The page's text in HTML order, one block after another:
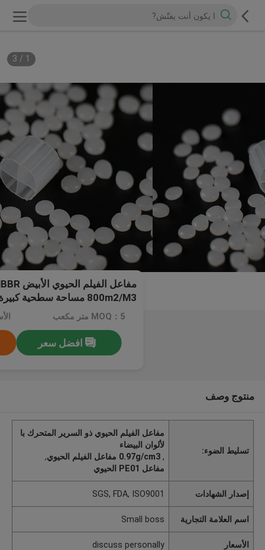
1
/
3
800m2/M3 مساحة سطحية كبيرة
MOQ：5 متر مكعب
افضل سعر
منتوج وصف
تسليط الضوء:
مفاعل الفيلم الحيوي ذو السرير المتحرك با
لألوان البيضاء
,0.97g/cm3 مفاعل الفيلم الحيوي
,
مفاعل PE01 الحيوي
إصدار الشهادات SGS, FDA, ISO9001
اسم العلامة التجارية Small boss
الأسعار discuss personally